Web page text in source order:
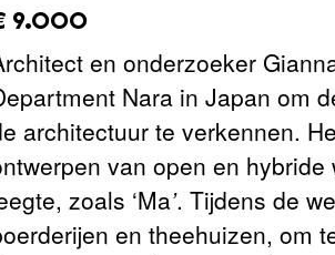
9.000
en onderzoeker
Nara in Japan om
architectuur te verkennen.
van open en
zoals ‘Ma’. Tijdens de
en theehuizen, om